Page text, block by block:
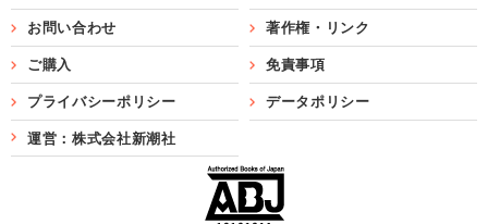
お問い合わせ 著作権・リンク
ご購入 免責事項
プライバシーポリシー データポリシー
運営：株式会社新潮社